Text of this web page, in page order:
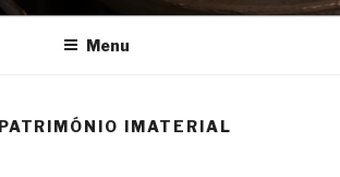
Menu
PATRIMÓNIO IMATERIAL